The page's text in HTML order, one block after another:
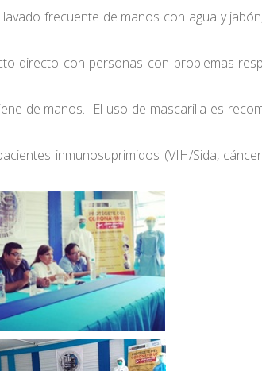
frecuente de manos con agua y
directo con personas con problemas
de manos. El uso de mascarilla es
inmunosuprimidos (VIH/Sida,